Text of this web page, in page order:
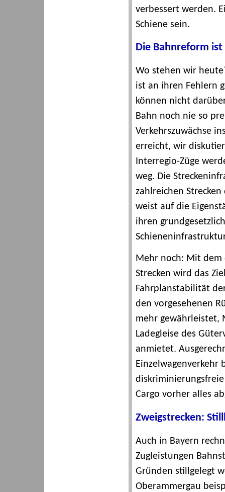
verbessert werden.
Schiene sein.
Die Bahnreform
Wo stehen wir
ist an ihren Fehlern
können nicht
Bahn noch nie so
Verkehrszuwächse
erreicht, wir
Interregio-Züge
weg. Die
zahlreichen
weist auf die
ihren
Mehr noch: Mit dem
Strecken wird das
Fahrplanstabilität
den vorgesehenen
mehr gewährleistet,
Ladegleise des
anmietet.
Cargo vorher alles
Zweigstrecken:
Auch in Bayern
Zugleistungen
Gründen stillgelegt
Oberammergau